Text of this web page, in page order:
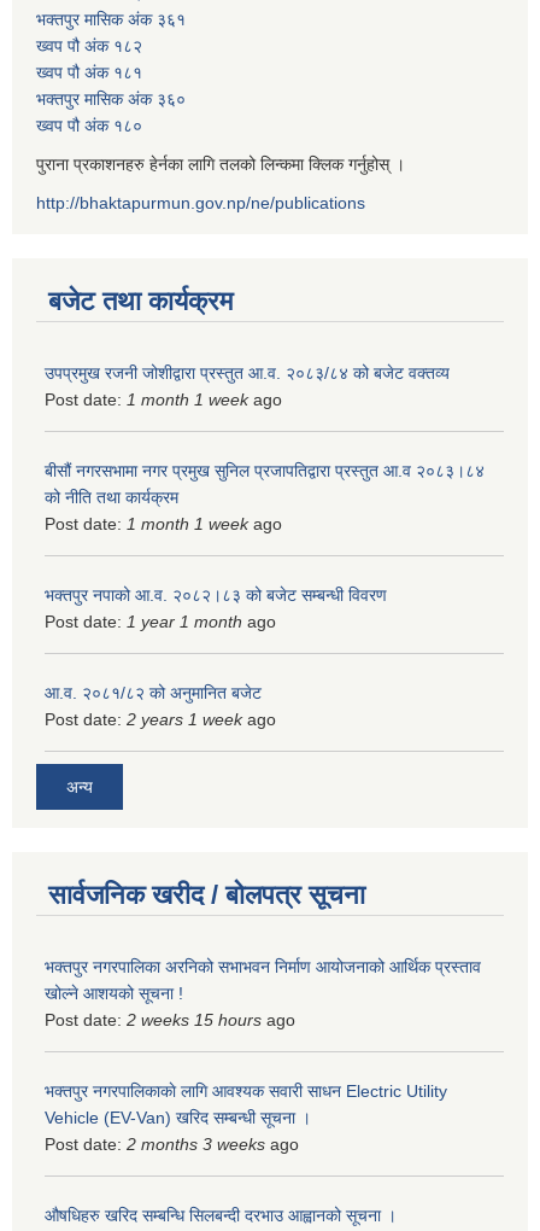
भक्तपुर मासिक अंक ३६१
ख्वप पौ अंक १८२
ख्वप पौ अंक १८१
भक्तपुर मासिक अंक ३६०
ख्वप पौ अंक १८०
पुराना प्रकाशनहरु हेर्नका लागि तलको लिन्कमा क्लिक गर्नुहोस् ।
http://bhaktapurmun.gov.np/ne/publications
बजेट तथा कार्यक्रम
उपप्रमुख रजनी जोशीद्वारा प्रस्तुत आ.व. २०८३/८४ को बजेट वक्तव्य
Post date: 1 month 1 weekago
बीसौं नगरसभामा नगर प्रमुख सुनिल प्रजापतिद्वारा प्रस्तुत आ.व‍ २०८३।८४
को नीति तथा कार्यक्रम
Post date: 1 month 1 weekago
भक्तपुर नपाको आ.व. २०८२।८३ को बजेट सम्बन्धी विवरण
Post date: 1 year 1 month ago
आ.व. २०८१/८२ को अनुमानित बजेट
Post date: 2 years 1 weekago
अन्य
सार्वजनिक खरीद / बोलपत्र सूचना
भक्तपुर नगरपालिका अरनिको सभाभवन निर्माण आयोजनाको आर्थिक प्रस्ताव
खोल्ने आशयको सूचना !
Post date: 2 weeks 15 hours ago
भक्तपुर नगरपालिकाकाे लागि आवश्यक सवारी साधन Electric Utility
Vehicle (EV-Van) खरिद सम्बन्धी सूचना ।
Post date: 2 months 3 weeks ago
औषधिहरु खरिद सम्बन्धि सिलबन्दी दरभाउ आह्वानको सूचना ।